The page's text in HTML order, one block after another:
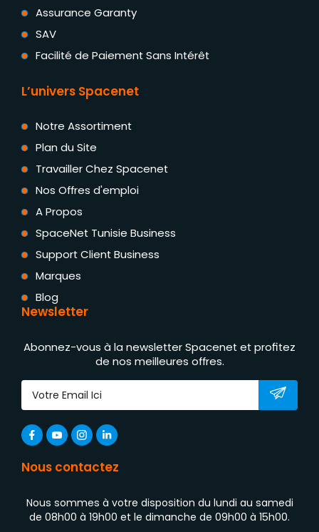
Assurance Garanty
SAV
Facilité de Paiement Sans Intérêt
L’univers Spacenet
Notre Assortiment
Plan du Site
Travailler Chez Spacenet
Nos Offres d'emploi
A Propos
SpaceNet Tunisie Business
Support Client Business
Marques
Blog
Newsletter
Abonnez-vous à la newsletter Spacenet et profitez
de nos meilleures offres.
Nous contactez
Nous sommes à votre disposition du lundi au samedi
de 08h00 à 19h00 et le dimanche de 09h00 à 15h00.